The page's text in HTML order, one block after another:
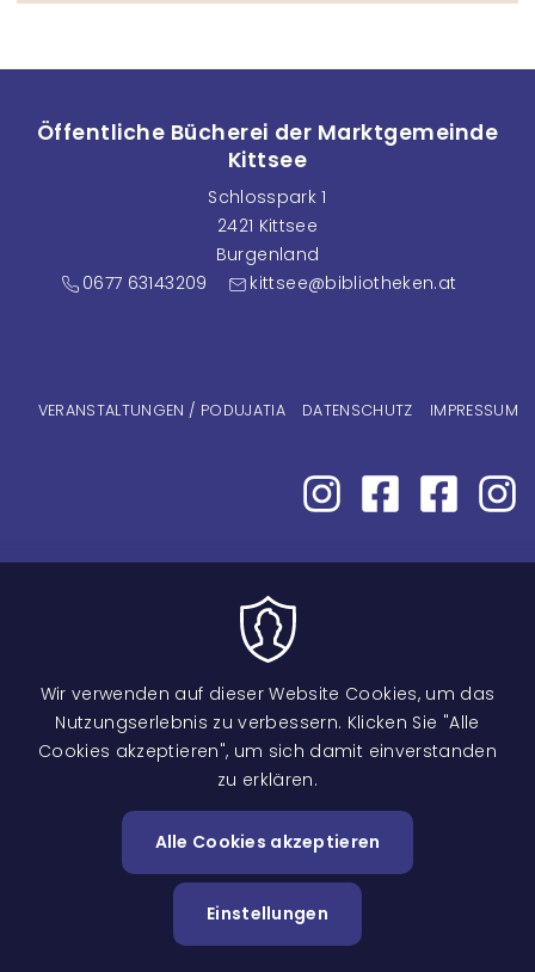
Öffentliche Bücherei der Marktgemeinde
Kittsee
Schlosspark 1
2421 Kittsee
Burgenland
0677 63143209
kittsee@bibliotheken.at
Fußzeilenmenü
VERANSTALTUNGEN / PODUJATIA DATENSCHUTZ IMPRESSUM
Image
Wir verwenden auf dieser Website Cookies, um das
Nutzungserlebnis zu verbessern. Klicken Sie "Alle
Cookies akzeptieren", um sich damit einverstanden
zu erklären.
Alle Cookies akzeptieren
Einstellungen